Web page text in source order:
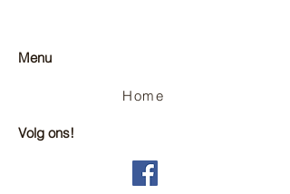
Menu
Home
Volg ons!